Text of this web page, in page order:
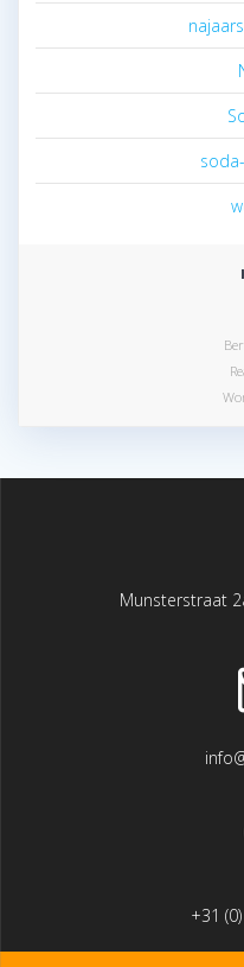
Munsterstraat
+31